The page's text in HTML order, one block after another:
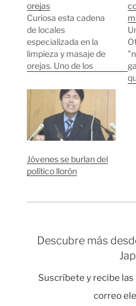
orejas
Curiosa esta cadena
de locales
especializada en la
limpieza y masaje de
orejas. Uno de los
limpieza-masaje de
orejas te lo hace una
chica de las muchas
que tienen, el cliente
puede elegir la chica
ese momento. Una
hora cuesta 4.500
Jóvenes se burlan del
político llorón
Descubre más
Suscríbete y recibe
correo